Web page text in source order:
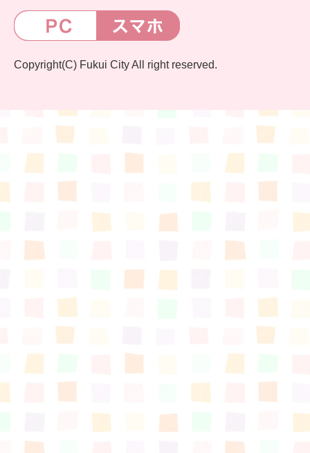
Copyright(C) Fukui City All right reserved.